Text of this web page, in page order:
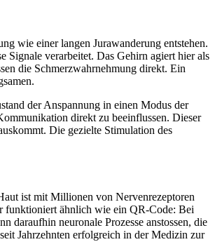
wie einer langen Jurawanderung entstehen.
Signale verarbeitet. Das Gehirn agiert hier als
die Schmerzwahrnehmung direkt. Ein
der Anspannung in einen Modus der
direkt zu beeinflussen. Dieser
Die gezielte Stimulation des
ist mit Millionen von Nervenrezeptoren
funktioniert ähnlich wie ein QR-Code: Bei
daraufhin neuronale Prozesse anstossen, die
Jahrzehnten erfolgreich in der Medizin zur